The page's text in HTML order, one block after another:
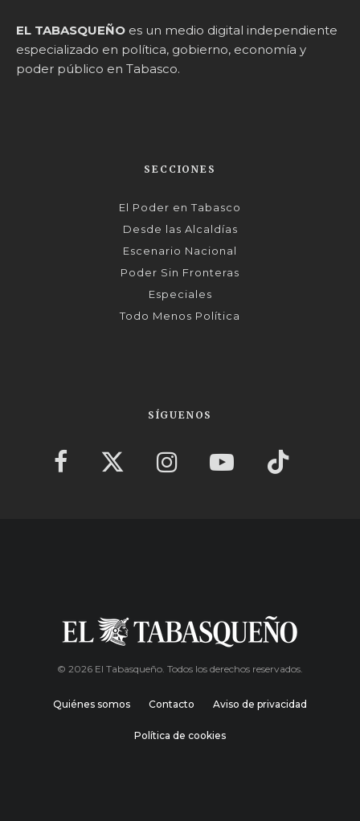
EL TABASQUEÑO es un medio digital independiente
especializado en política, gobierno, economía y
poder público en Tabasco.
SECCIONES
El Poder en Tabasco
Desde las Alcaldías
Escenario Nacional
Poder Sin Fronteras
Especiales
Todo Menos Política
SÍGUENOS
© 2026 El Tabasqueño. Todos los derechos reservados.
Quiénes somos Contacto Aviso de privacidad
Política de cookies